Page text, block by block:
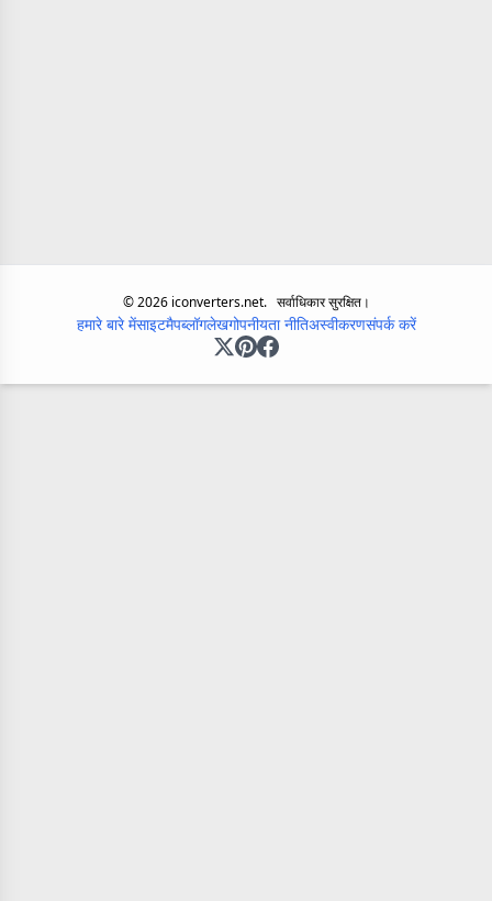
©2026iconverters.net. सर्वाधिकार सुरक्षित।
हमारे बारे मेंसाइटमैपब्लॉगलेखगोपनीयता नीतिअस्वीकरणसंपर्क करें